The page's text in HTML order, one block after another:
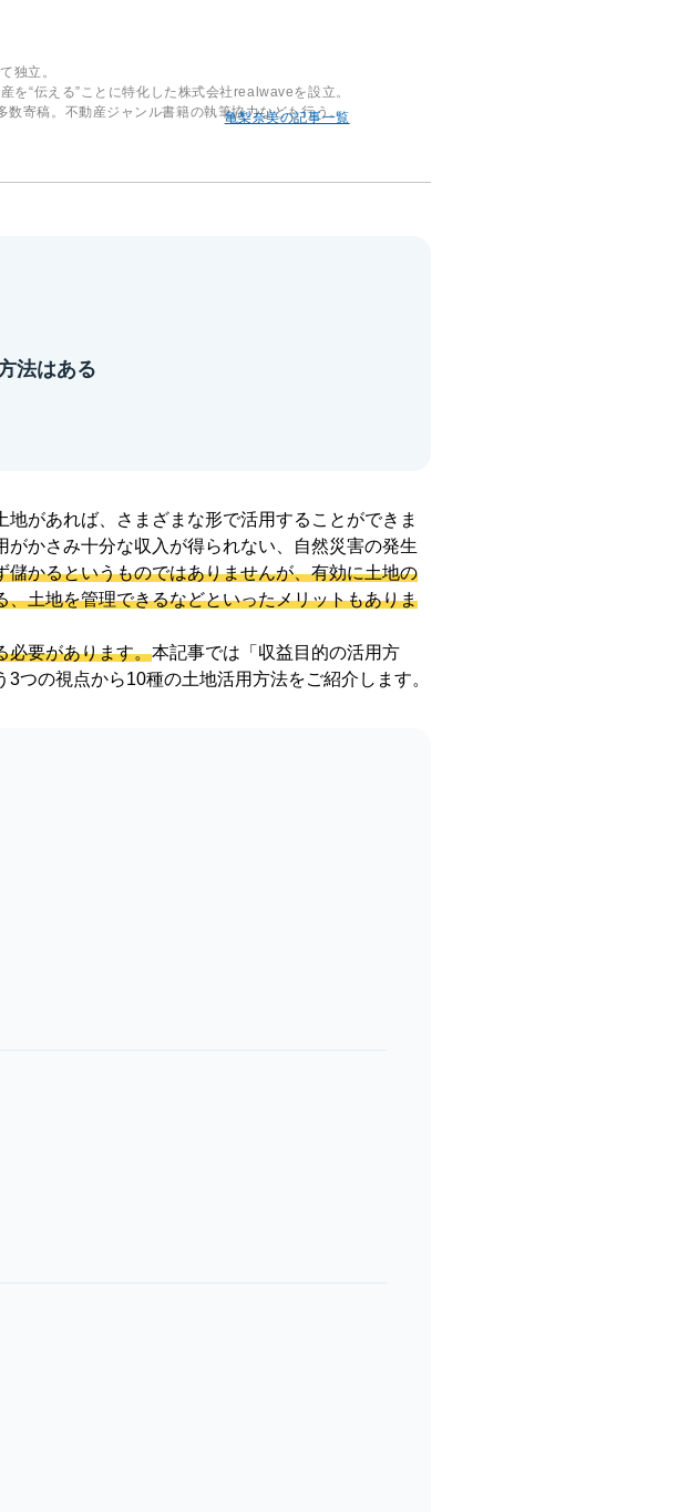
独立。
“伝える”ことに特化した株式会社realwaveを設立。
寄稿。不動産ジャンル書籍の執筆協力なども行う。
亀梨奈美の記事一覧
法はある
があれば、さまざまな形で活用することができま
かさみ十分な収入が得られない、自然災害の発生
儲かるというものではありませんが、有効に土地の
土地を管理できるなどといったメリットもありま
必要があります。本記事では「収益目的の活用方
つの視点から10種の土地活用方法をご紹介します。